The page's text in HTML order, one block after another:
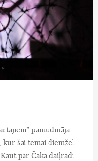
pamudināja
kur šai tēmai diemžēl
par Čaka daiļradi,